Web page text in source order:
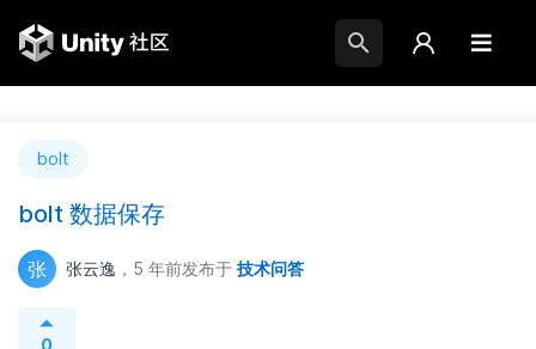
bolt
bolt 数据保存
张 张云逸 ，5 年前发布于 技术问答
0